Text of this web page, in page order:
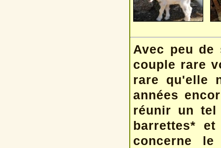
Avec peu
couple rare
rare qu'elle
années
réunir un tel
barrettes*
concerne le